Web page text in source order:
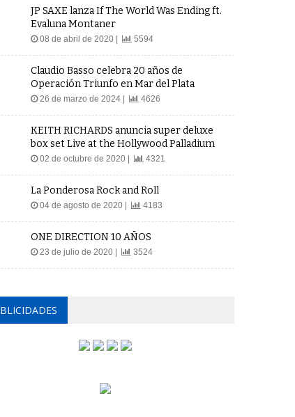
JP SAXE lanza If The World Was Ending ft.
Evaluna Montaner
08 de abril de 2020 | 5594
Claudio Basso celebra 20 años de
Operación Triunfo en Mar del Plata
26 de marzo de 2024 | 4626
KEITH RICHARDS anuncia super deluxe
box set Live at the Hollywood Palladium
02 de octubre de 2020 | 4321
La Ponderosa Rock and Roll
04 de agosto de 2020 | 4183
ONE DIRECTION 10 AÑOS
23 de julio de 2020 | 3524